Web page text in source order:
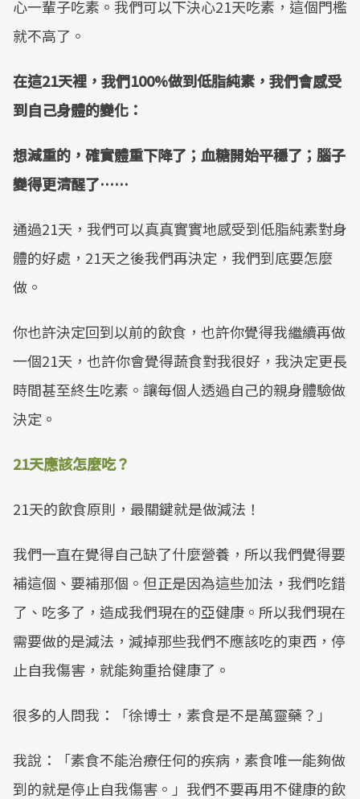
心一輩子吃素。我們可以下決心21天吃素，這個門檻
就不高了。
在這21天裡，我們100%做到低脂純素，我們會感受
到自己身體的變化：
想減重的，確實體重下降了；血糖開始平穩了；腦子
變得更清醒了……
通過21天，我們可以真真實實地感受到低脂純素對身
體的好處，21天之後我們再決定，我們到底要怎麼
做。
你也許決定回到以前的飲食，也許你覺得我繼續再做
一個21天，也許你會覺得蔬食對我很好，我決定更長
時間甚至終生吃素。讓每個人透過自己的親身體驗做
決定。
21天應該怎麼吃？
21天的飲食原則，最關鍵就是做減法！
我們一直在覺得自己缺了什麼營養，所以我們覺得要
補這個、要補那個。但正是因為這些加法，我們吃錯
了、吃多了，造成我們現在的亞健康。所以我們現在
需要做的是減法，減掉那些我們不應該吃的東西，停
止自我傷害，就能夠重拾健康了。
很多的人問我：「徐博士，素食是不是萬靈藥？」
我說：「素食不能治療任何的疾病，素食唯一能夠做
到的就是停止自我傷害。」我們不要再用不健康的飲